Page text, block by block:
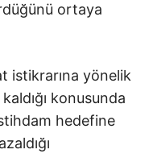
ortaya
istikrarına yönelik
konusunda
hedefine